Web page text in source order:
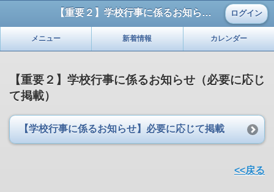
【重要２】学校行事に係るお知らせ（必要に応じて掲載） ログイン
メニュー 新着情報 カレンダー
【重要２】学校行事に係るお知らせ（必要に応じ
て掲載）
【学校行事に係るお知らせ】必要に応じて掲載
<<戻る